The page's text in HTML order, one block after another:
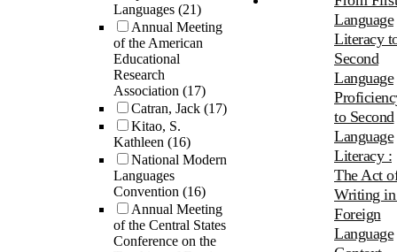
Languages (21)
Annual Meeting
of the American
Educational
Research
Association (17)
Catran, Jack (17)
Kitao, S.
Kathleen (16)
National Modern
Languages
Convention (16)
Annual Meeting
of the Central States
Conference on the
Language
Literacy
Second
Language
to Second
Language
Literacy :
The Act
Writing in
Foreign
Language